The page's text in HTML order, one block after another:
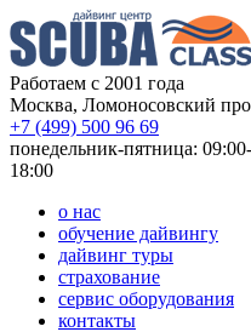
Работаем с 2001 года
Москва, Ломоносовский
+7 (499) 500 96 69
понедельник-пятница:
18:00
о нас
обучение дайвингу
дайвинг туры
страхование
сервис оборудования
контакты